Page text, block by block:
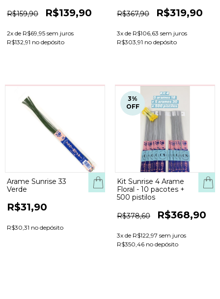
R$159,90 R$139,90
2x de R$69,95 sem juros
R$132,91 no depósito
R$367,90 R$319,90
3x de R$106,63 sem juros
R$303,91 no depósito
Arame Sunrise 33
Verde
R$31,90
R$30,31 no depósito
3%
OFF
Kit Sunrise 4 Arame
Floral - 10 pacotes +
500 pistilos
R$378,60 R$368,90
3x de R$122,97 sem juros
R$350,46 no depósito